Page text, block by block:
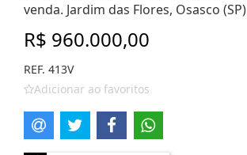
venda. Jardim das Flores, Osasco (SP)
R$ 960.000,00
REF. 413V
Adicionar ao favoritos